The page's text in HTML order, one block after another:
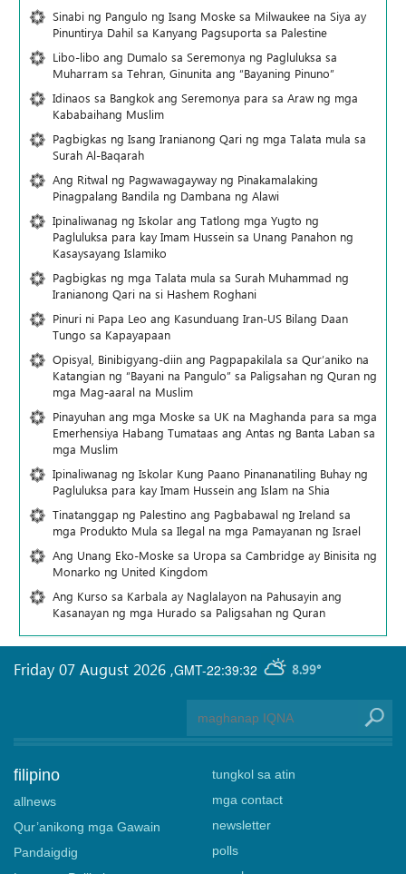
Sinabi ng Pangulo ng Isang Moske sa Milwaukee na Siya ay
Pinuntirya Dahil sa Kanyang Pagsuporta sa Palestine
Libo-libo ang Dumalo sa Seremonya ng Pagluluksa sa
Muharram sa Tehran, Ginunita ang “Bayaning Pinuno”
Idinaos sa Bangkok ang Seremonya para sa Araw ng mga
Kababaihang Muslim
Pagbigkas ng Isang Iranianong Qari ng mga Talata mula sa
Surah Al-Baqarah
Ang Ritwal ng Pagwawagayway ng Pinakamalaking
Pinagpalang Bandila ng Dambana ng Alawi
Ipinaliwanag ng Iskolar ang Tatlong mga Yugto ng
Pagluluksa para kay Imam Hussein sa Unang Panahon ng
Kasaysayang Islamiko
Pagbigkas ng mga Talata mula sa Surah Muhammad ng
Iranianong Qari na si Hashem Roghani
Pinuri ni Papa Leo ang Kasunduang Iran-US Bilang Daan
Tungo sa Kapayapaan
Opisyal, Binibigyang-diin ang Pagpapakilala sa Qur’aniko na
Katangian ng “Bayani na Pangulo” sa Paligsahan ng Quran ng
mga Mag-aaral na Muslim
Pinayuhan ang mga Moske sa UK na Maghanda para sa mga
Emerhensiya Habang Tumataas ang Antas ng Banta Laban sa
mga Muslim
Ipinaliwanag ng Iskolar Kung Paano Pinananatiling Buhay ng
Pagluluksa para kay Imam Hussein ang Islam na Shia
Tinatanggap ng Palestino ang Pagbabawal ng Ireland sa
mga Produkto Mula sa Ilegal na mga Pamayanan ng Israel
Ang Unang Eko-Moske sa Uropa sa Cambridge ay Binisita ng
Monarko ng United Kingdom
Ang Kurso sa Karbala ay Naglalayon na Pahusayin ang
Kasanayan ng mga Hurado sa Paligsahan ng Quran
GMT-22:39:32 8.99°
Friday 07 August 2026 ,
filipino
allnews
Qur’anikong mga Gawain
Pandaigdig
tungkol sa atin
mga contact
newsletter
polls